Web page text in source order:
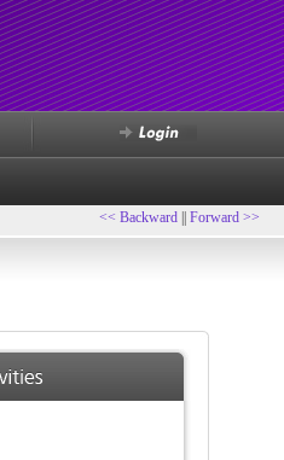
<< Backward Forward >>